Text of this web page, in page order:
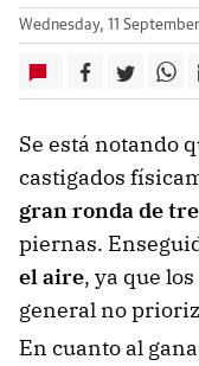
Wednesday, 11
Se está notando
castigados
gran ronda de
piernas.
el aire, ya que
general no
En cuanto al